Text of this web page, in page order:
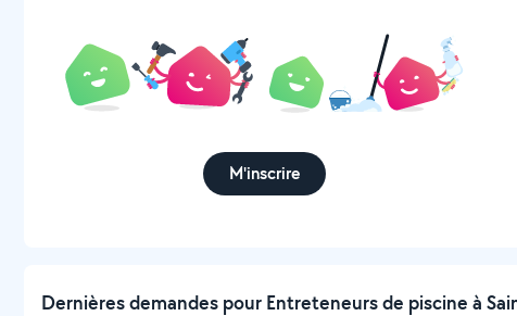
M'inscrire
Dernières demandes pour Entreteneurs de piscine à